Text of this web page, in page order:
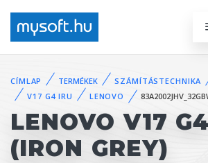
CÍMLAP TERMÉKEK SZÁMÍTÁSTECHNIKA
V17 G4 IRU
LENOVO
LENOVO V17
(IRON GREY)